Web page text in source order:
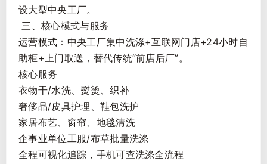
设大型中央工厂。
三、核心模式与服务
运营模式：中央工厂集中洗涤+互联网门店+24小时自
助柜+上门取送，替代传统“前店后厂”。
核心服务
衣物干/水洗、熨烫、织补
奢侈品/皮具护理、鞋包洗护
家居布艺、窗帘、地毯清洗
企事业单位工服/布草批量洗涤
全程可视化追踪，手机可查洗涤全流程